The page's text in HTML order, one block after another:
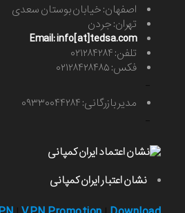
اصفهان: خیابان بوستان سعدی
تهران: جردن
Email: info[at]tedsa.com
تلفن: ۰۲۱۲۸۴۲۸۴
فکس: ۰۲۱۲۸۴۲۸۴۸۵
مدیر بازرگانی: ۰۹۳۳۰۰۴۴۲۸۴
نشان اعتبار ایران کمپانی